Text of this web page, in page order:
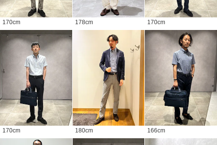
170cm 178cm 170cm
170cm 180cm 166cm